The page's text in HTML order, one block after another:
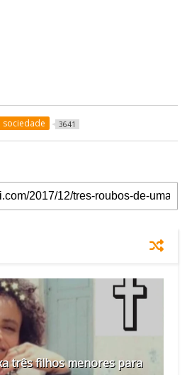
sociedade 3641
três filhos menores para